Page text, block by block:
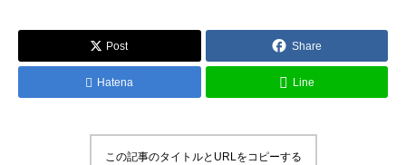
Post Share
Hatena Line
この記事のタイトルとURLをコピーする